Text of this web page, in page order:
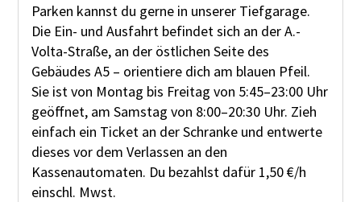
Parken kannst du gerne in unserer Tiefgarage.
Die Ein- und Ausfahrt befindet sich an der A.-
Volta-Straße, an der östlichen Seite des
Gebäudes A5 – orientiere dich am blauen Pfeil.
Sie ist von Montag bis Freitag von 5:45–23:00 Uhr
geöffnet, am Samstag von 8:00–20:30 Uhr. Zieh
einfach ein Ticket an der Schranke und entwerte
dieses vor dem Verlassen an den
Kassenautomaten. Du bezahlst dafür 1,50 €/h
einschl. Mwst.